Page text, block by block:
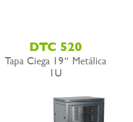
DTC 520
Tapa Ciega 19″ Metálica
1U